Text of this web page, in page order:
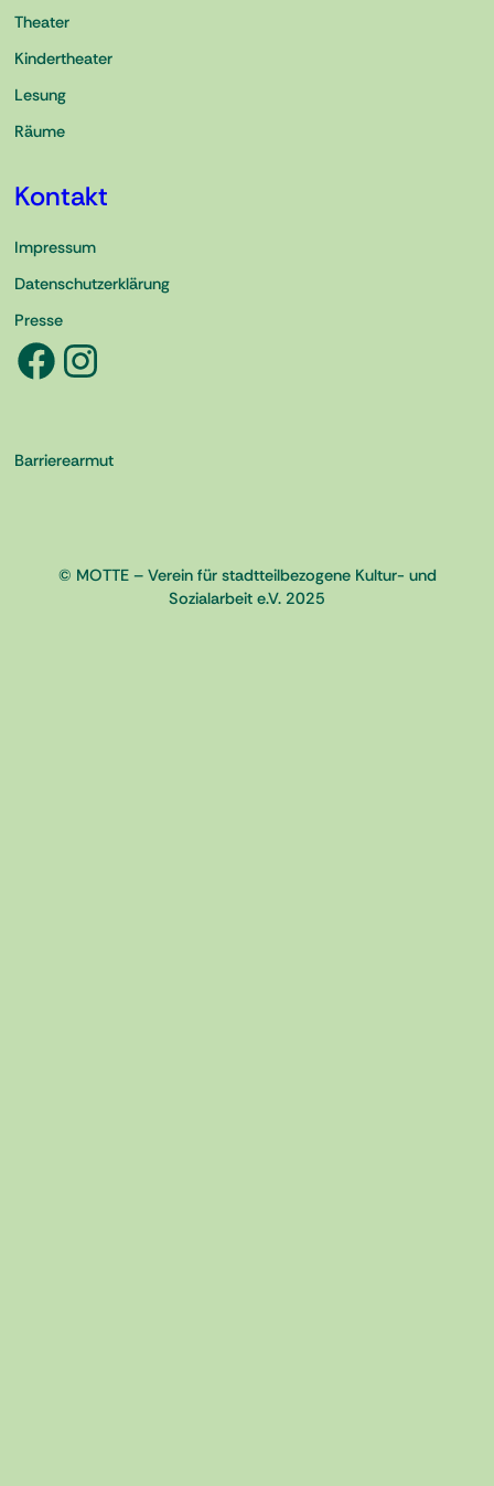
Theater
Kindertheater
Lesung
Räume
Kontakt
Impressum
Datenschutzerklärung
Presse
Facebook Instagram
Barrierearmut
© MOTTE – Verein für stadtteilbezogene Kultur- und
Sozialarbeit e.V. 2025